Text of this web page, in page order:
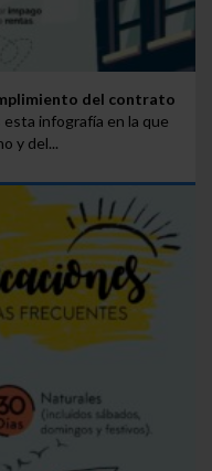
del contrato
infografía en la que
y del...